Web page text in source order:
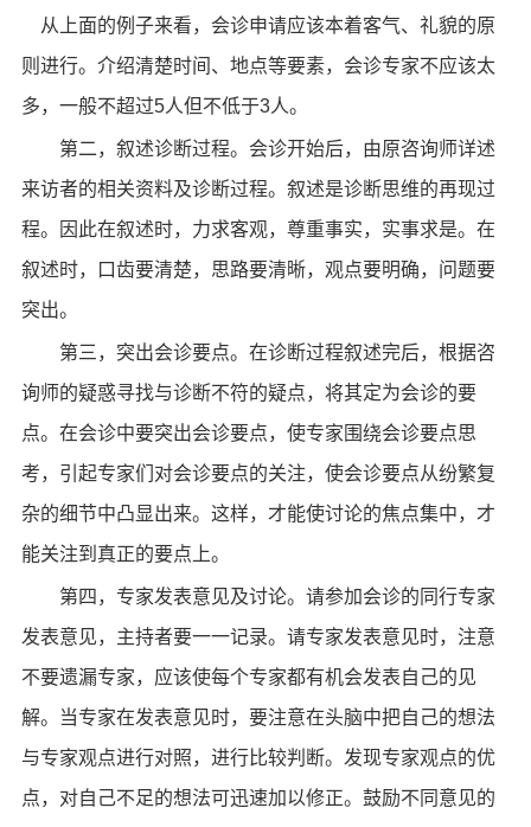
从上面的例子来看，会诊申请应该本着客气、礼貌的原
则进行。介绍清楚时间、地点等要素，会诊专家不应该太
多，一般不超过5人但不低于3人。
第二，叙述诊断过程。会诊开始后，由原咨询师详述
来访者的相关资料及诊断过程。叙述是诊断思维的再现过
程。因此在叙述时，力求客观，尊重事实，实事求是。在
叙述时，口齿要清楚，思路要清晰，观点要明确，问题要
突出。
第三，突出会诊要点。在诊断过程叙述完后，根据咨
询师的疑惑寻找与诊断不符的疑点，将其定为会诊的要
点。在会诊中要突出会诊要点，使专家围绕会诊要点思
考，引起专家们对会诊要点的关注，使会诊要点从纷繁复
杂的细节中凸显出来。这样，才能使讨论的焦点集中，才
能关注到真正的要点上。
第四，专家发表意见及讨论。请参加会诊的同行专家
发表意见，主持者要一一记录。请专家发表意见时，注意
不要遗漏专家，应该使每个专家都有机会发表自己的见
解。当专家在发表意见时，要注意在头脑中把自己的想法
与专家观点进行对照，进行比较判断。发现专家观点的优
点，对自己不足的想法可迅速加以修正。鼓励不同意见的